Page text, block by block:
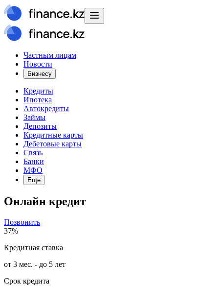
Частным лицам
Новости
Бизнесу
Кредиты
Ипотека
Автокредиты
Займы
Депозиты
Кредитные карты
Дебетовые карты
Связь
Банки
МФО
Еще
Онлайн кредит
Позвонить
37%
Кредитная ставка
от 3 мес. - до 5 лет
Срок кредита